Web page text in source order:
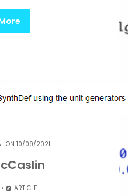
ON 10/09/2021
ARTICLE